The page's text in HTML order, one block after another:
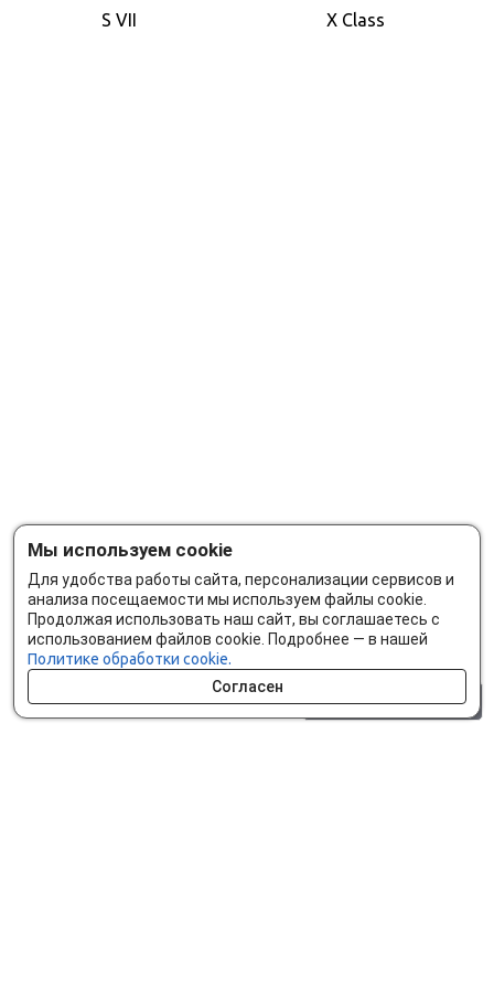
S VII X Class
Мы используем cookie
Для удобства работы сайта, персонализации сервисов и
анализа посещаемости мы используем файлы cookie.
Продолжая использовать наш сайт, вы соглашаетесь с
использованием файлов cookie. Подробнее — в нашей
Политике обработки cookie.
Согласен